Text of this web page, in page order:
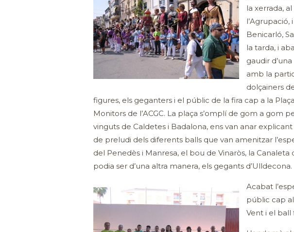
la xerrada,
l’Agrupació,
Benicarló,
la tarda, i
gaudir
amb la
dolçainers
figures, els geganters i el públic de la fira cap a la
Monitors de l’ACGC. La plaça s’omplí de gom a gom
vinguts de Caldetes i Badalona, ens van anar
de preludi dels diferents balls que van amenitzar
del Penedès i Manresa, el bou de Vinaròs, la Canaleta
podia ser d’una altra manera, els gegants d’Ulldecona.
Acabat
públic cap
Vent i el ball